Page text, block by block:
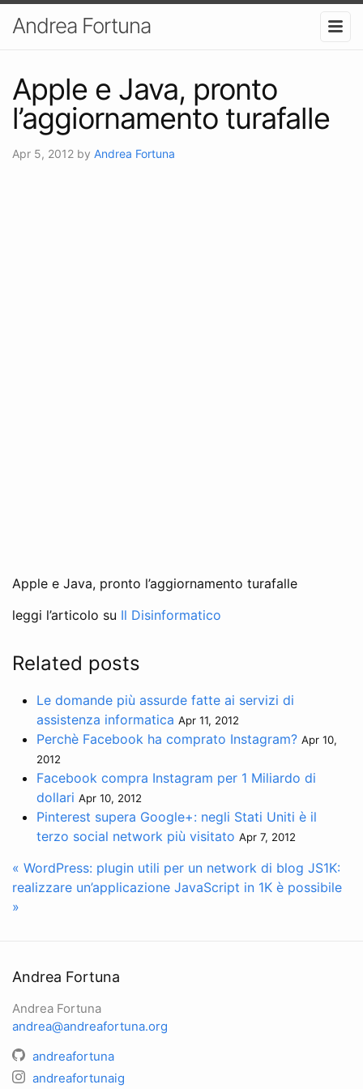
Andrea Fortuna
Apple e Java, pronto
l’aggiornamento turafalle
Apr 5, 2012 by Andrea Fortuna
Apple e Java, pronto l’aggiornamento turafalle
leggi l’articolo su Il Disinformatico
Related posts
Le domande più assurde fatte ai servizi di
assistenza informatica Apr 11, 2012
Perchè Facebook ha comprato Instagram? Apr 10,
2012
Facebook compra Instagram per 1 Miliardo di
dollari Apr 10, 2012
Pinterest supera Google+: negli Stati Uniti è il
terzo social network più visitato Apr 7, 2012
« WordPress: plugin utili per un network di blog JS1K:
realizzare un’applicazione JavaScript in 1K è possibile
»
Andrea Fortuna
Andrea Fortuna
andrea@andreafortuna.org
andreafortuna
andreafortunaig